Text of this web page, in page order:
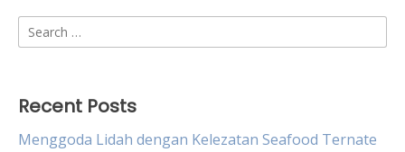
Search
for:
Recent Posts
Menggoda Lidah dengan Kelezatan Seafood Ternate